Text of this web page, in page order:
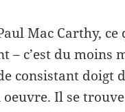
Mac Carthy,
– c’est du moins
consistant doigt
Il se